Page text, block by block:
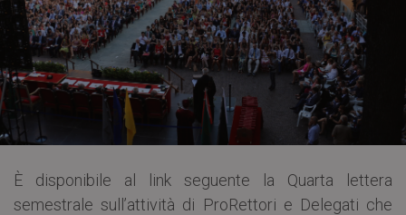
È disponibile al link seguente la Quarta lettera
semestrale sull’attività di ProRettori e Delegati che